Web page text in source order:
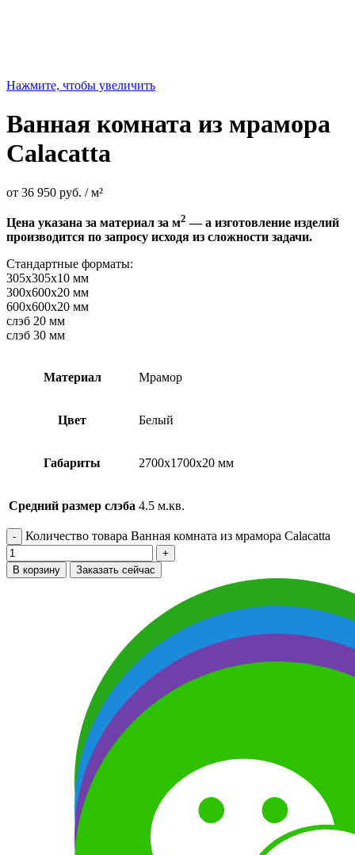
Нажмите, чтобы увеличить
Ванная комната из мрамора
Calacatta
от 36 950 руб. / м²
Цена указана за материал за м2 — а изготовление изделий
производится по запросу исходя из сложности задачи.
Стандартные форматы:
305х305х10 мм
300х600х20 мм
600х600х20 мм
слэб 20 мм
слэб 30 мм
Материал Мрамор
Цвет Белый
Габариты 2700х1700х20 мм
Средний размер слэба 4.5 м.кв.
Количество товара Ванная комната из мрамора Calacatta
В корзину Заказать сейчас